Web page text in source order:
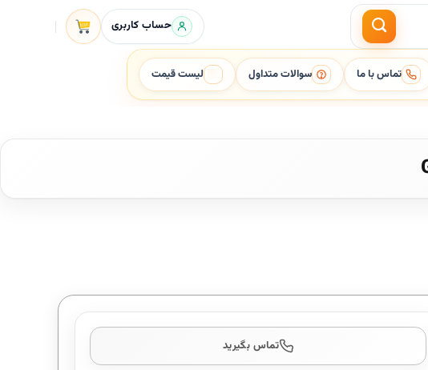
حساب کاربری
تماس با ما سوالات متداول لیست قیمت
تماس بگیرید